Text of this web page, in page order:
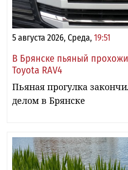
5 августа 2026, Среда, 19:51
В Брянске пьяный
Toyota RAV4
Пьяная прогулка
делом в Брянске